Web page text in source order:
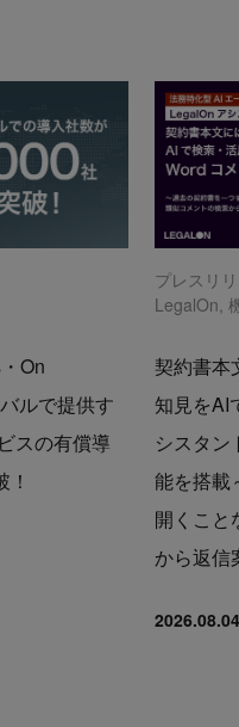
On
ルで提供す
スの有償導
プレスリ
LegalOn ,
契約書本
知見をAI
シスタン
能を搭載
開くこと
から返信
2026.08.04